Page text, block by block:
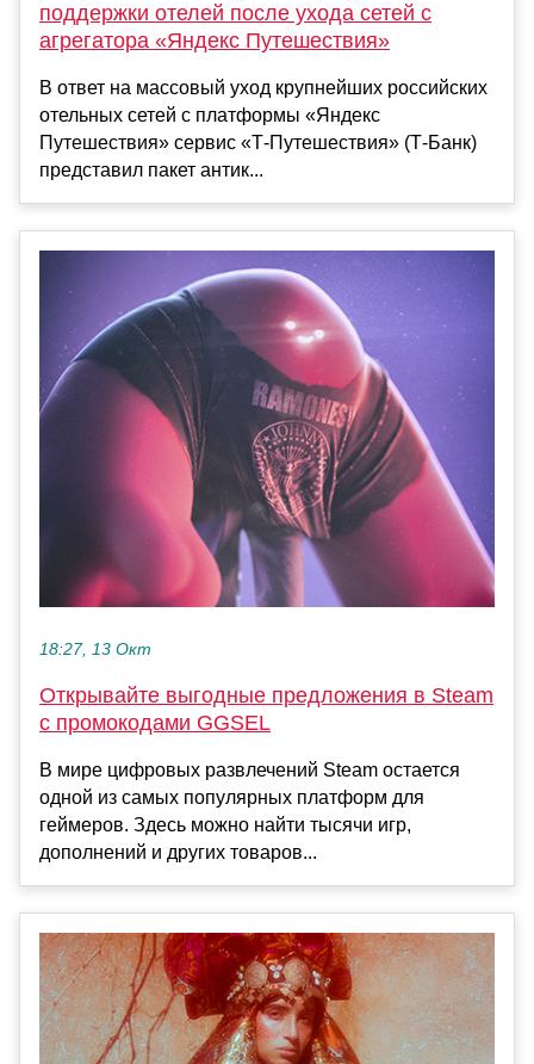
поддержки отелей после ухода сетей с
агрегатора «Яндекс Путешествия»
В ответ на массовый уход крупнейших российских
отельных сетей с платформы «Яндекс
Путешествия» сервис «Т-Путешествия» (Т-Банк)
представил пакет антик...
18:27, 13 Окт
Открывайте выгодные предложения в Steam
с промокодами GGSEL
В мире цифровых развлечений Steam остается
одной из самых популярных платформ для
геймеров. Здесь можно найти тысячи игр,
дополнений и других товаров...